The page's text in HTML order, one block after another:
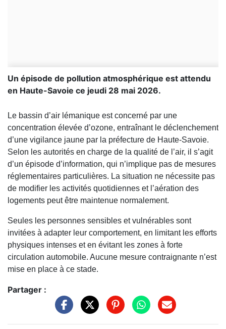
Un épisode de pollution atmosphérique est attendu
en Haute-Savoie ce jeudi 28 mai 2026.
Le bassin d’air lémanique est concerné par une
concentration élevée d’ozone, entraînant le déclenchement
d’une vigilance jaune par la préfecture de Haute-Savoie.
Selon les autorités en charge de la qualité de l’air, il s’agit
d’un épisode d’information, qui n’implique pas de mesures
réglementaires particulières. La situation ne nécessite pas
de modifier les activités quotidiennes et l’aération des
logements peut être maintenue normalement.
Seules les personnes sensibles et vulnérables sont
invitées à adapter leur comportement, en limitant les efforts
physiques intenses et en évitant les zones à forte
circulation automobile. Aucune mesure contraignante n’est
mise en place à ce stade.
Partager :